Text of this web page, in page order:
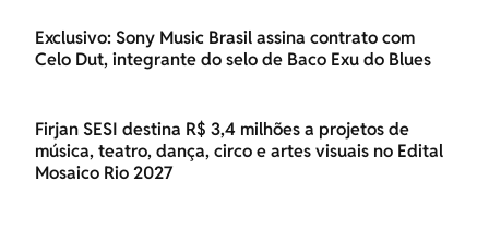
Exclusivo: Sony Music Brasil assina contrato com
Celo Dut, integrante do selo de Baco Exu do Blues
Firjan SESI destina R$ 3,4 milhões a projetos de
música, teatro, dança, circo e artes visuais no Edital
Mosaico Rio 2027